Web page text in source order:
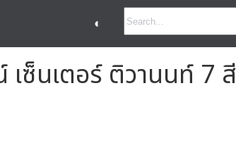
◐
เซ็นเตอร์ ติวานนท์ 7 สี